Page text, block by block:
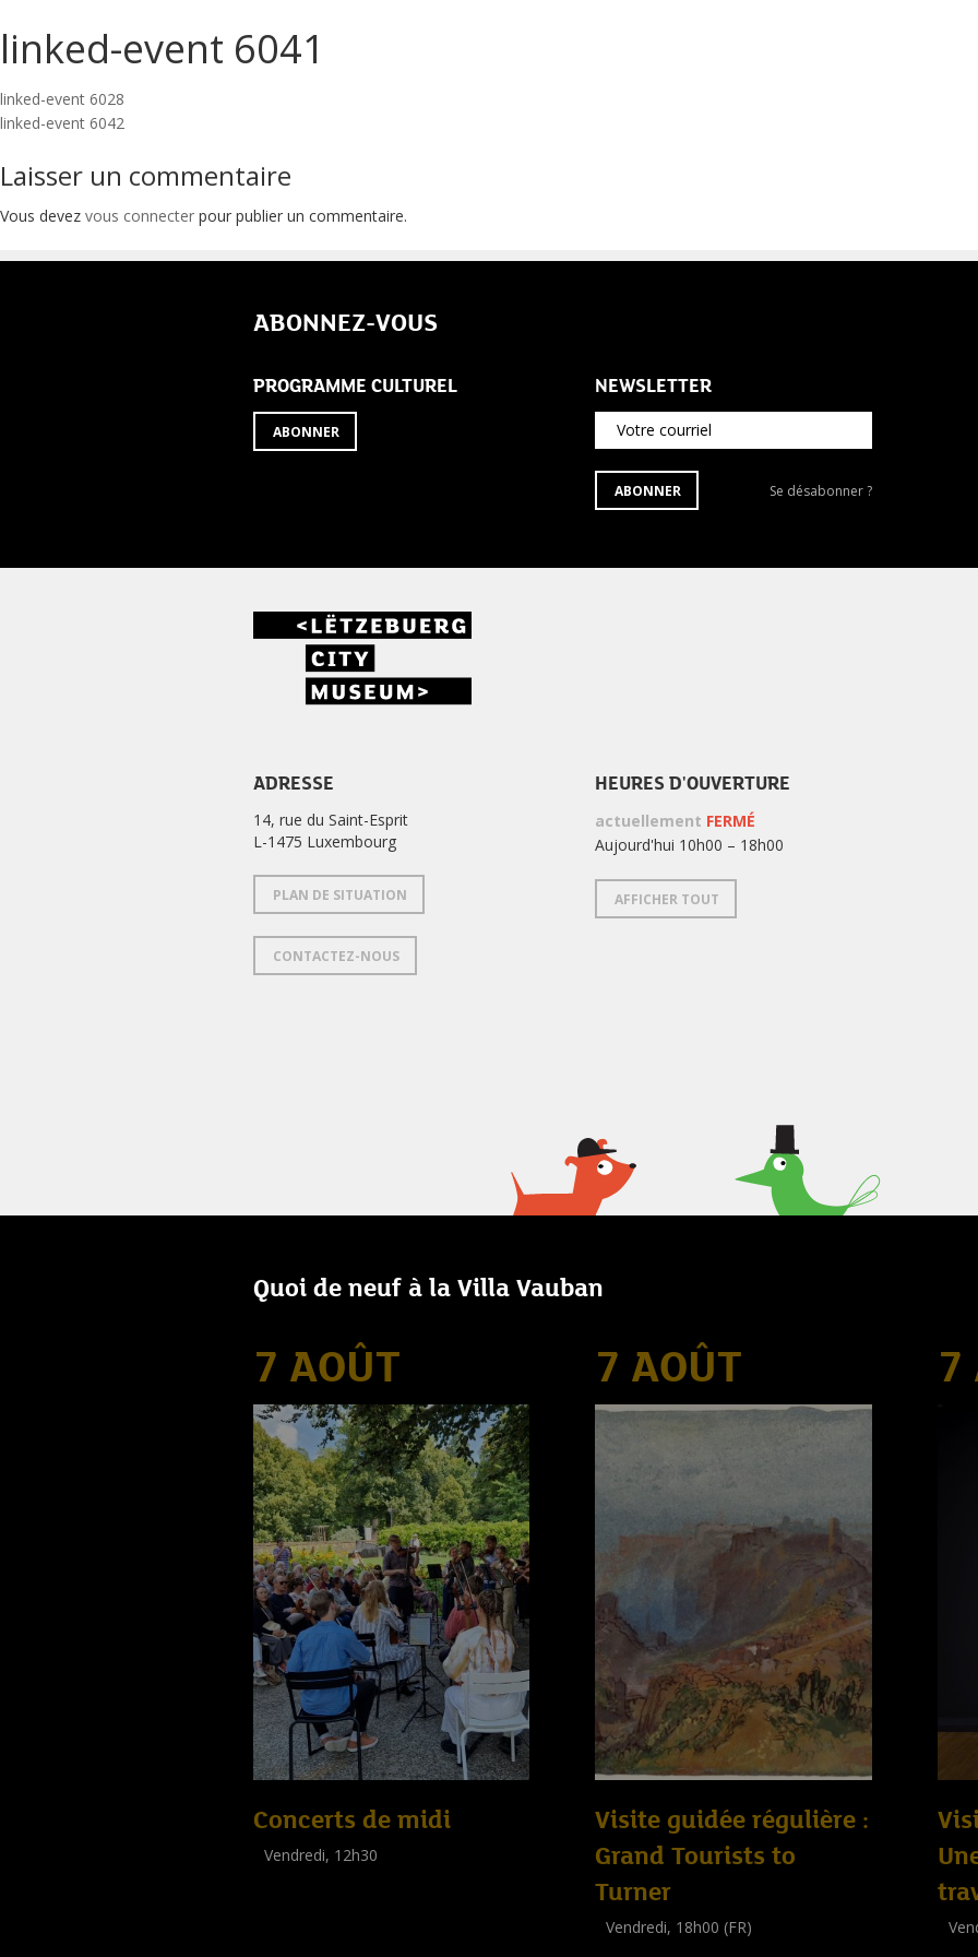
linked-event 6041
Navigation
l’article
linked-event 6028
linked-event 6042
Laisser un commentaire
Vous devez vous connecter pour publier un commentaire.
ABONNEZ-VOUS
PROGRAMME CULTUREL
ABONNER
NEWSLETTER
Votre courriel
S'ABONNER
À
ABONNER
Se
newsletter
Se désabonner ?
ADRESSE
14, rue du Saint-Esprit
L-1475 Luxembourg
PLAN DE SITUATION
CONTACTEZ-NOUS
HEURES D'OUVERTURE
actuellement FERMÉ
Aujourd'hui 10h00 – 18h00
AFFICHER TOUT
Quoi de neuf à la Villa Vauban
7 AOÛT
Concerts de midi
Vendredi, 12h30
7 AOÛT
Visite guidée régulière :
Grand Tourists to
Turner
Vendredi, 18h00 (FR)
7